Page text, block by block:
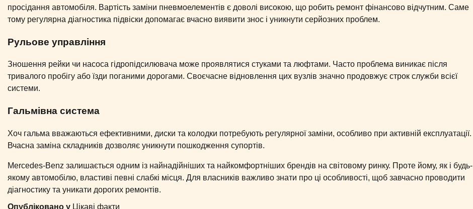
просідання автомобіля. Вартість заміни пневмоелементів є доволі високою, що робить ремонт фінансово відчутним. Саме
тому регулярна діагностика підвіски допомагає вчасно виявити знос і уникнути серйозних проблем.
Рульове управління
Зношення рейки чи насоса гідропідсилювача може проявлятися стуками та люфтами. Часто проблема виникає після
тривалого пробігу або їзди поганими дорогами. Своєчасне відновлення цих вузлів значно продовжує строк служби всієї
системи.
Гальмівна система
Хоч гальма вважаються ефективними, диски та колодки потребують регулярної заміни, особливо при активній експлуатації.
Вчасна заміна складників дозволяє уникнути пошкодження супортів.
Mercedes-Benz залишається одним із найнадійніших та найкомфортніших брендів на світовому ринку. Проте йому, як і будь-
якому автомобілю, властиві певні слабкі місця. Для власників важливо знати про ці особливості, щоб завчасно проводити
діагностику та уникати дорогих ремонтів.
Опубліковано у Цікаві факти